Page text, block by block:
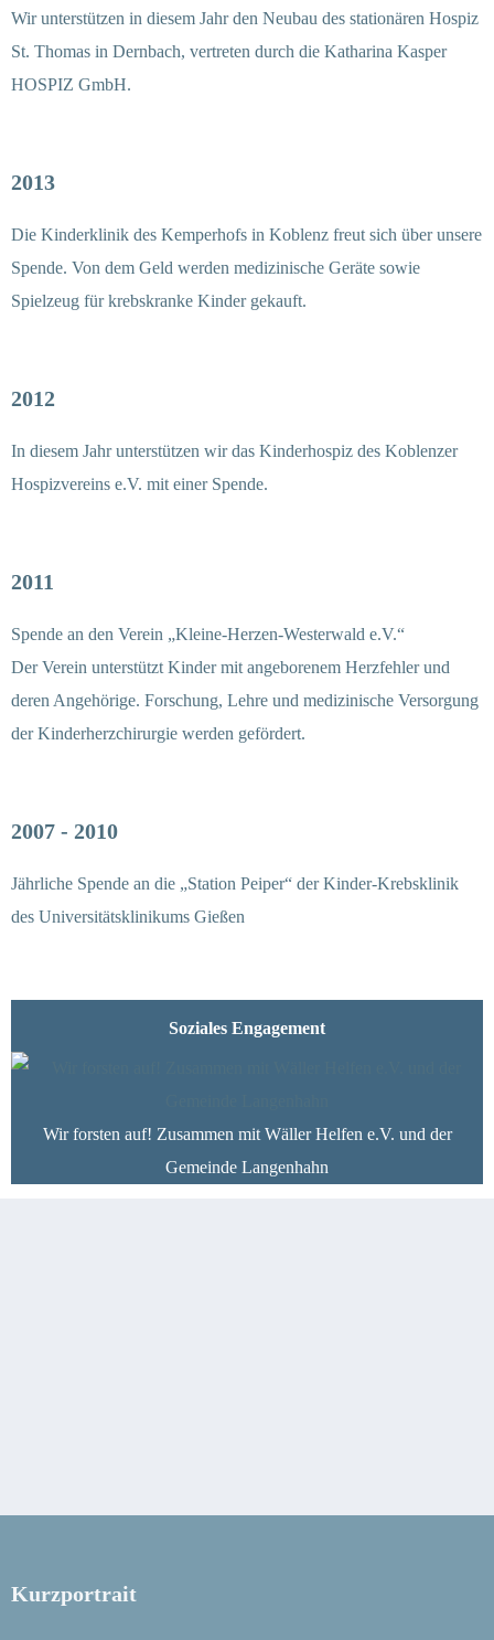
Wir unterstützen in diesem Jahr den Neubau des stationären Hospiz
St. Thomas in Dernbach, vertreten durch die Katharina Kasper
HOSPIZ GmbH.
2013
Die Kinderklinik des Kemperhofs in Koblenz freut sich über unsere
Spende. Von dem Geld werden medizinische Geräte sowie
Spielzeug für krebskranke Kinder gekauft.
2012
In diesem Jahr unterstützen wir das Kinderhospiz des Koblenzer
Hospizvereins e.V. mit einer Spende.
2011
Spende an den Verein „Kleine-Herzen-Westerwald e.V.“
Der Verein unterstützt Kinder mit angeborenem Herzfehler und
deren Angehörige. Forschung, Lehre und medizinische Versorgung
der Kinderherzchirurgie werden gefördert.
2007 - 2010
Jährliche Spende an die „Station Peiper“ der Kinder-Krebsklinik
des Universitätsklinikums Gießen
Soziales Engagement
Wir forsten auf! Zusammen mit Wäller Helfen e.V. und der
Gemeinde Langenhahn
Kurzportrait